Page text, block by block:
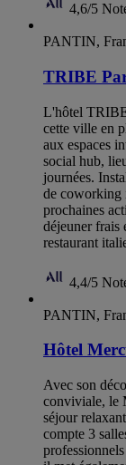
4,6/5
PANTIN,
TRIBE
L'hôtel
cette ville en
aux espaces
social hub,
journées.
de coworking
prochaines
déjeuner frais
restaurant
4,4/5
PANTIN,
Hôtel
Avec son
conviviale, le
séjour
compte 3